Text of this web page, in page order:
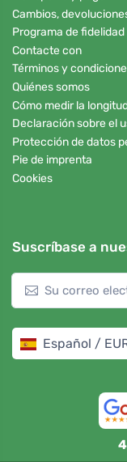
Cambios,
Programa de fidelidad
Contacte con
Términos y
Quiénes somos
Cómo medir la
Declaración sobre el
Protección de datos
Pie de imprenta
Cookies
Suscríbase a
Español /